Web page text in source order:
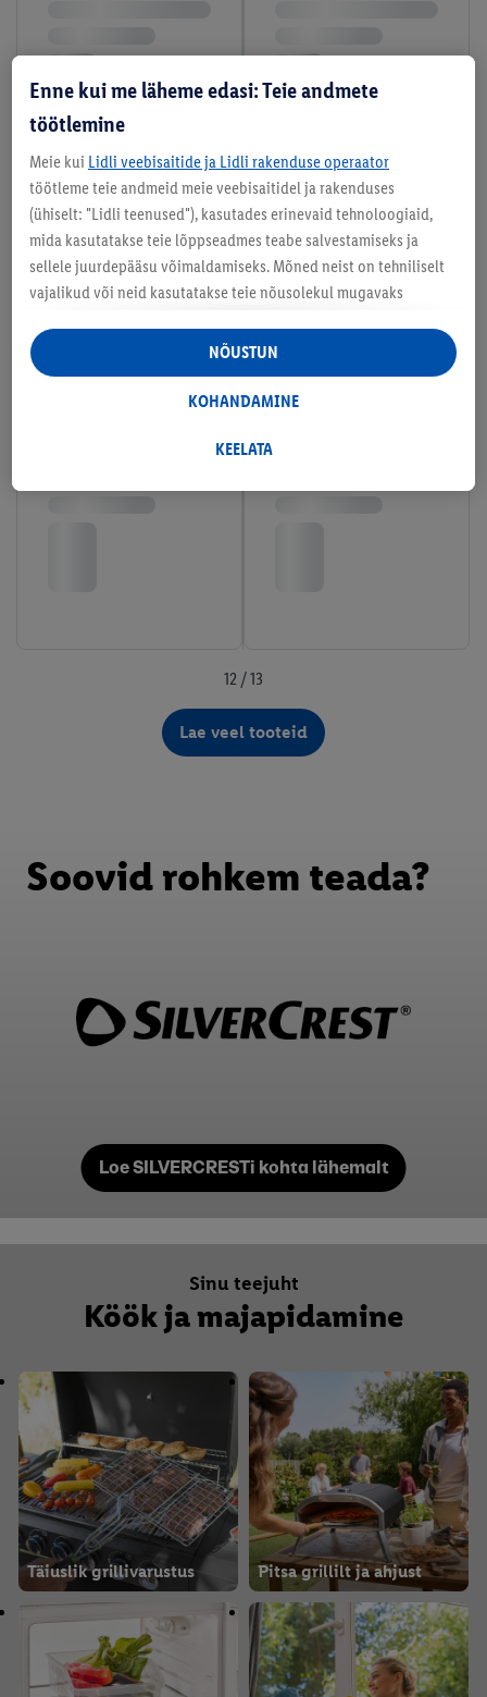
12 / 13
Lae veel tooteid
Loe SILVERCRESTi kohta lähemalt
Soovid rohkem teada?
Sinu teejuht
Köök ja majapidamine
Täiuslik grillivarustus Pitsa grillilt ja ahjust
Enne kui me läheme edasi: Teie andmete
töötlemine
Meie kui Lidli veebisaitide ja Lidli rakenduse operaator
töötleme teie andmeid meie veebisaitidel ja rakenduses
(ühiselt: "Lidli teenused"), kasutades erinevaid tehnoloogiaid,
mida kasutatakse teie lõppseadmes teabe salvestamiseks ja
sellele juurdepääsu võimaldamiseks. Mõned neist on tehniliselt
vajalikud või neid kasutatakse teie nõusolekul mugavaks
reklaamiks Lidli teenustes ja väljaspool neid. Kui olete Lidl Plus
programmis osaleja, töödeldakse nendel eesmärkidel ka teie
poeostude käitumise andmeid.
leida lisateavet andmetöötluse kohta.
KEELATA
KOHANDAMINE
NÕUSTUN